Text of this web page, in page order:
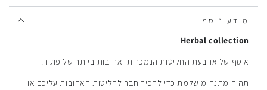
חליטות
תה
תה
מידע נוסף
Herbal collection
אוסף של ארבעת החליטות הנמכרות ואהובות ביותר של פוקה.
תהיה מתנה מושלמת כדי להכיר חבר לחליטות האהובות עליכם או